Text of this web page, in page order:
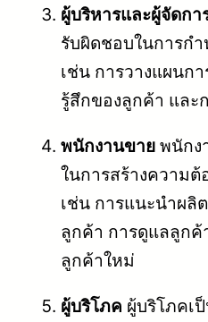
ผู้บริหารและผู้จัดกา
รับผิดชอบในการก
เช่น การวางแผนก
รู้สึกของลูกค้า และ
พนักงานขาย พนักง
ในการสร้างความต้
เช่น การแนะนำผ
ลูกค้า การดูแลลูกค้
ลูกค้าใหม่
ผู้บริโภค ผู้บริโภคเ